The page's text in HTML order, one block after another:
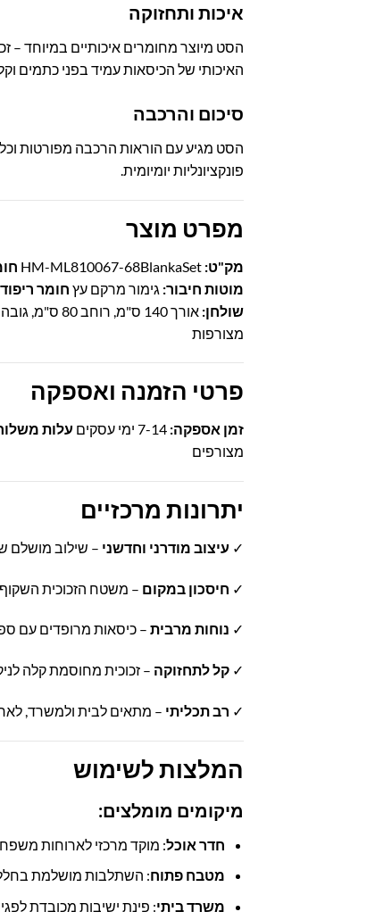
איכות ותחזוקה
האיכותי של הכיסאות עמיד בפני כתמים
סיכום והרכבה
הסט מגיע עם הוראות הרכבה מפורטות
פונקציונליות יומיומית.
מפרט מוצר
מק"ט:
מוטות חיבור: גימור מרקם עץ חומר
שולחן: אורך 140 ס"מ, רוחב 80 ס"מ, גובה 75 ס"מ
מצורפות
פרטי הזמנה ואספקה
זמן אספקה: עלות
מצורפים
יתרונות מרכזיים
✓ עיצוב מודרני וחדשני – שילוב מושלם
✓ חיסכון במקום – משטח הזכוכית
✓ נוחות מרבית – כיסאות מרופדים עם
✓ קל לתחזוקה – זכוכית מחוסמת קלה
✓ רב תכליתי – מתאים לבית ולמשרד,
המלצות לשימוש
מיקומים מומלצים:
חדר אוכל: מוקד מרכזי לארוחות
מטבח פתוח: השתלבות מושלמת
משרד ביתי: פינת ישיבות מכובדת